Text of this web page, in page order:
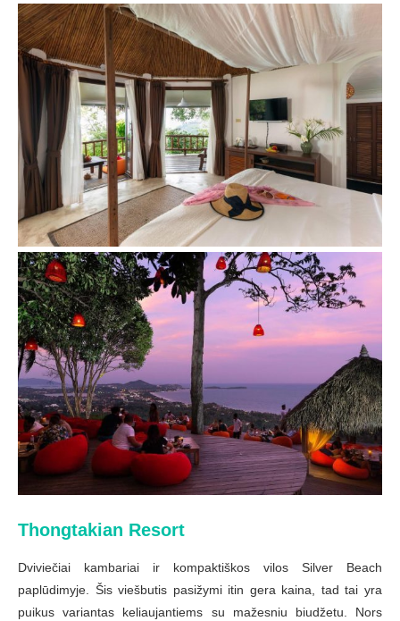
Thongtakian Resort
Dviviečiai kambariai ir kompaktiškos vilos Silver Beach
paplūdimyje. Šis viešbutis pasižymi itin gera kaina, tad tai yra
puikus variantas keliaujantiems su mažesniu biudžetu. Nors